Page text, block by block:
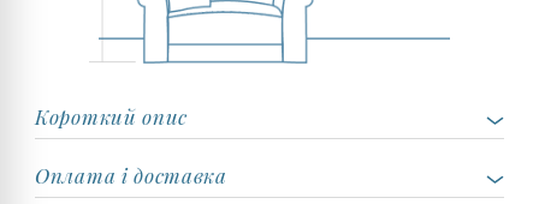
Короткий опис
Оплата і доставка